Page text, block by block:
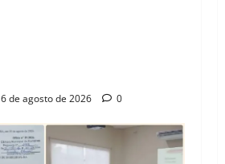
6 de agosto de 2026 0